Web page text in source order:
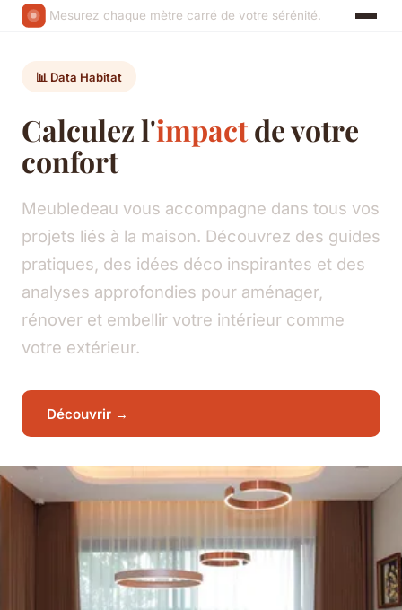
Mesurez chaque mètre carré de votre sérénité.
📊 Data Habitat
Calculez l'impactde votre
confort
Meubledeau vous accompagne dans tous vos
projets liés à la maison. Découvrez des guides
pratiques, des idées déco inspirantes et des
analyses approfondies pour aménager,
rénover et embellir votre intérieur comme
votre extérieur.
Découvrir →